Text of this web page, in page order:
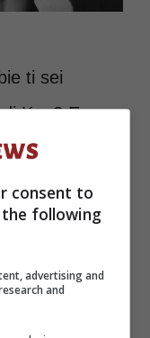
ti sei
Ken? Ecco
semplici
in
che
Gosling nel
consent to
following
advertising and
and